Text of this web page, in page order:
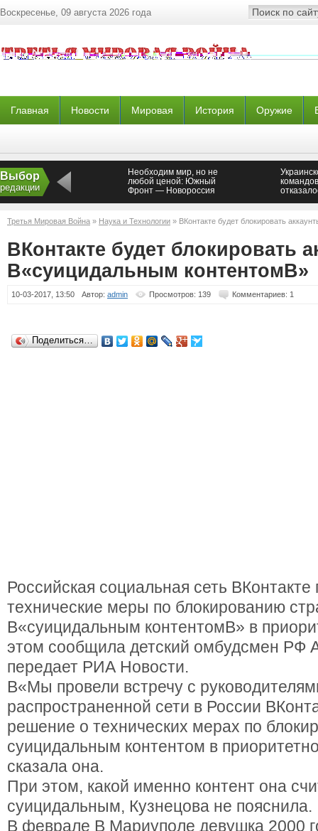
Воскресенье, 09 августа 2026 года
Главная Новости Мировая История Оружие
Выбор
редакции
Необходим мир, но не
любой ценой: Южный
Фронт — Новороссия
Третья Мировая Война » Наука и Технологии » ВКонтакте будет блокировать
ВКонтакте будет блокировать
В«суицидальным контентомВ»
10-03-2017, 13:50 Автор: admin Просмотров: 139 Комментариев: 1
Поделиться…
Российская социальная сеть ВКонтакте
технические меры по блокированию
В«суицидальным контентомВ» в
этом сообщила детский омбудсмен РФ
передает РИА Новости.
В«Мы провели встречу с
распространенной сети в России
решение о технических мерах по
суицидальным контентом в
сказала она.
При этом, какой именно контент она
суицидальным, Кузнецова не пояснила.
В феврале В Мариуполе девушка 2000